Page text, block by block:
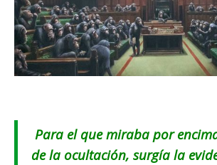
Para el que miraba por
de la ocultación, surgía la